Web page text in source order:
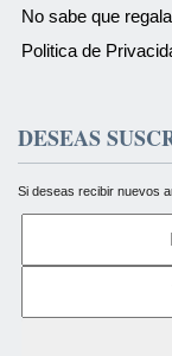
No sabe que
Politica de
DESEAS
Si deseas recibir nuevos